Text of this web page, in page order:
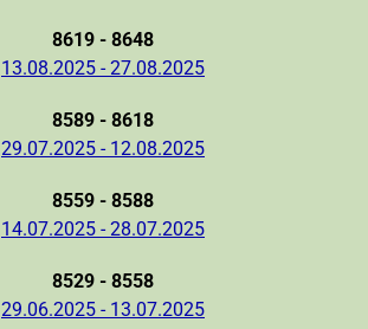
8619 - 8648
13.08.2025 - 27.08.2025
8589 - 8618
29.07.2025 - 12.08.2025
8559 - 8588
14.07.2025 - 28.07.2025
8529 - 8558
29.06.2025 - 13.07.2025